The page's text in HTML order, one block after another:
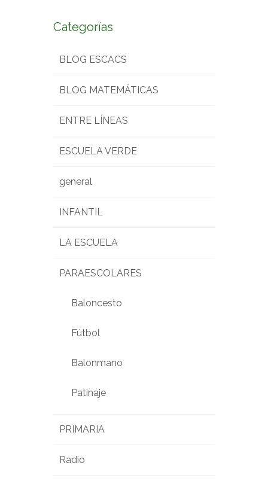
Categorías
BLOG ESCACS
BLOG MATEMÁTICAS
ENTRE LÍNEAS
ESCUELA VERDE
general
INFANTIL
LA ESCUELA
PARAESCOLARES
Baloncesto
Fútbol
Balonmano
Patinaje
PRIMARIA
Radio